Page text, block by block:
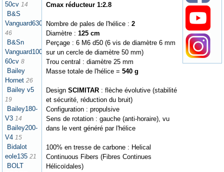
50cv 14
B&S
Vanguard630
46
B&Sn
Vanguard1000
60cv 8
Bailey
Hornet 26
Bailey v5
19
Bailey180-
V3 14
Bailey200-
V4 15
Bidalot
eole135 21
BOLT
Cmax réducteur 1:2.8
Nombre de pales de l'hélice :2
Diamètre :125 cm
Perçage : 6 M6 d50 (6 vis de diamètre 6 mm
sur un cercle de diamètre 50 mm)
Trou central : diamètre 25 mm
Masse totale de l'hélice =540 g
DesignSCIMITAR : flèche évolutive (stabilité
et sécurité, réduction du bruit)
Configuration : propulsive
Sens de rotation : gauche (anti-horaire), vu
dans le vent généré par l'hélice
100% en tresse de carbone : Helical
Continuous Fibers (Fibres Continues
Hélicoïdales)